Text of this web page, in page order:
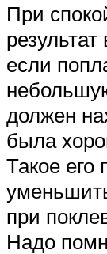
При
если
должен
была
Такое его
при
Надо